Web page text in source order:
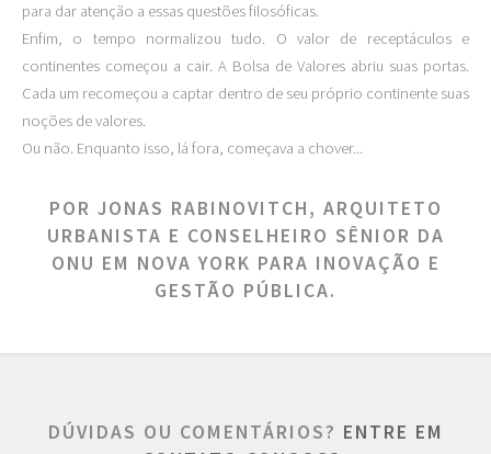
para dar atenção a essas questões filosóficas.
Enfim, o tempo normalizou tudo. O valor de receptáculos e
continentes começou a cair. A Bolsa de Valores abriu suas portas.
Cada um recomeçou a captar dentro de seu próprio continente suas
noções de valores.
Ou não. Enquanto isso, lá fora, começava a chover...
POR JONAS RABINOVITCH, ARQUITETO
URBANISTA E CONSELHEIRO SÊNIOR DA
ONU EM NOVA YORK PARA INOVAÇÃO E
GESTÃO PÚBLICA.
DÚVIDAS OU COMENTÁRIOS? ENTRE EM